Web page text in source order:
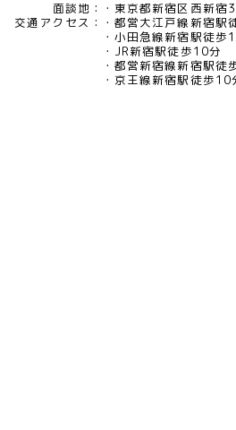
面談地：
東京都新宿区西新
交通アクセス：
都営大江戸線新宿駅
小田急線新宿駅徒歩
JR新宿駅徒歩10分
都営新宿線新宿駅徒
京王線新宿駅徒歩10